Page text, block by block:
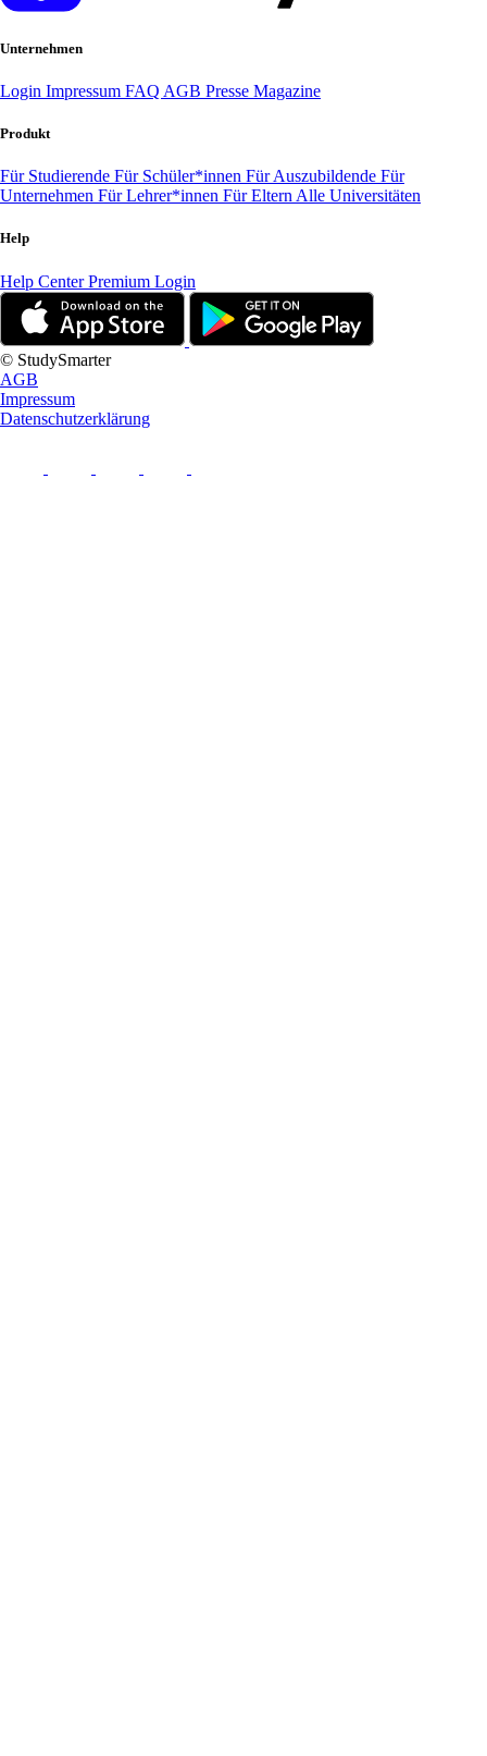
Unternehmen
Login Impressum FAQ AGB Presse Magazine
Produkt
Für Studierende Für Schüler*innen Für Auszubildende Für
Unternehmen Für Lehrer*innen Für Eltern Alle Universitäten
Help
Help CenterPremium Login
© StudySmarter
AGB
Impressum
Datenschutzerklärung